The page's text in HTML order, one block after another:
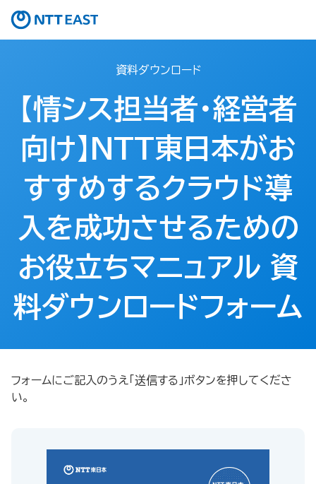
資料ダウンロード
【情シス担当者・経営者
向け】NTT東日本がお
すすめするクラウド導
入を成功させるための
お役立ちマニュアル 資
料ダウンロードフォーム
フォームにご記入のうえ「送信する」ボタンを押してくださ
い。